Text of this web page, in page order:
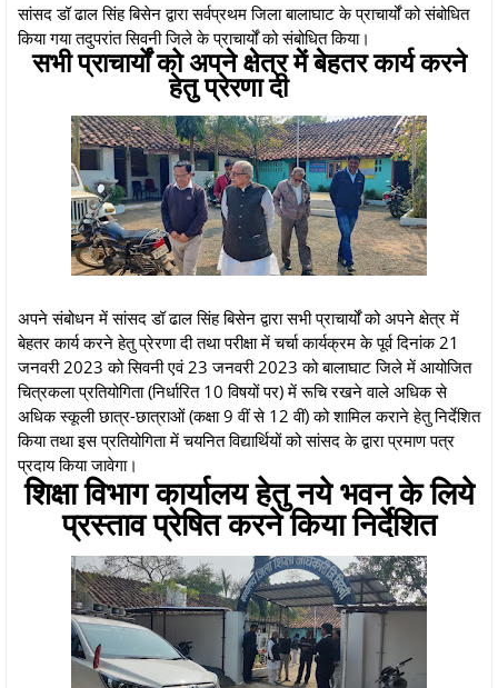
सांसद डॉ ढाल सिंह बिसेन द्वारा सर्वप्रथम जिला बालाघाट के प्राचार्यों को संबोधित
किया गया तदुपरांत सिवनी जिले के प्राचार्यों को संबोधित किया।
सभी प्राचार्यों को अपने क्षेत्र में बेहतर कार्य करने
हेतु प्रेरणा दी
अपने संबोधन में सांसद डॉ ढाल सिंह बिसेन द्वारा सभी प्राचार्यों को अपने क्षेत्र में
बेहतर कार्य करने हेतु प्रेरणा दी तथा परीक्षा में चर्चा कार्यक्रम के पूर्व दिनांक 21
जनवरी 2023 को सिवनी एवं 23 जनवरी 2023 को बालाघाट जिले में आयोजित
चित्रकला प्रतियोगिता (निर्धारित 10 विषयों पर) में रूचि रखने वाले अधिक से
अधिक स्कूली छात्र-छात्राओं (कक्षा 9 वीं से 12 वीं) को शामिल कराने हेतु निर्देशित
किया तथा इस प्रतियोगिता में चयनित विद्यार्थियों को सांसद के द्वारा प्रमाण पत्र
प्रदाय किया जावेगा।
शिक्षा विभाग कार्यालय हेतु नये भवन के लिये
प्रस्ताव प्रेषित करने किया निर्देशित